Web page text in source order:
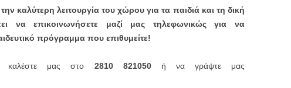
την καλύτερη λειτουργία του χώρου για τα παιδιά και τη δική
να επικοινωνήσετε μαζί μας τηλεφωνικώς για να
πρόγραμμα που επιθυμείτε!
καλέστε μας στο 2810 821050ή να γράψτε μας